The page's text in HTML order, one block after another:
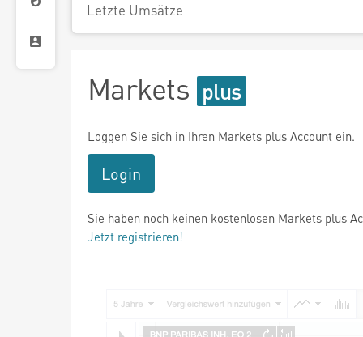
Letzte Umsätze
Markets
Loggen Sie sich in Ihren Markets plus Account ein.
Login
Sie haben noch keinen kostenlosen Markets plus
Jetzt registrieren!